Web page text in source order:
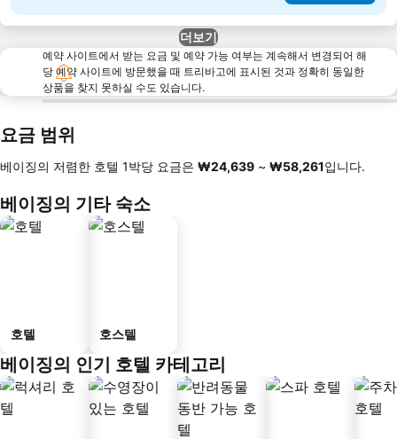
더보기
예약 사이트에서 받는 요금 및 예약 가능 여부는 계속해서 변경되어 해
당 예약 사이트에 방문했을 때 트리바고에 표시된 것과 정확히 동일한
상품을 찾지 못하실 수도 있습니다.
요금 범위
베이징의 저렴한 호텔 1박당 요금은 ‎₩24,639 ~ ‎₩58,261입니다.
베이징의 기타 숙소
호텔 호스텔
베이징의 인기 호텔 카테고리